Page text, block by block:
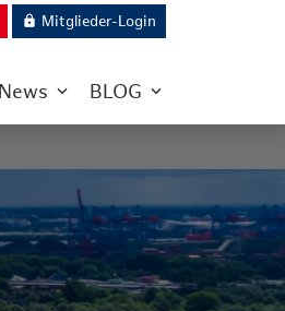
lock Mitglieder-Login
News BLOG